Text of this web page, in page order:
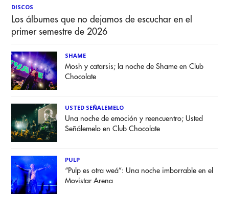
DISCOS
Los álbumes que no dejamos de escuchar en el
primer semestre de 2026
SHAME
Mosh y catarsis; la noche de Shame en Club
Chocolate
USTED SEÑALEMELO
Una noche de emoción y reencuentro; Usted
Señálemelo en Club Chocolate
PULP
“Pulp es otra weá”: Una noche imborrable en el
Movistar Arena